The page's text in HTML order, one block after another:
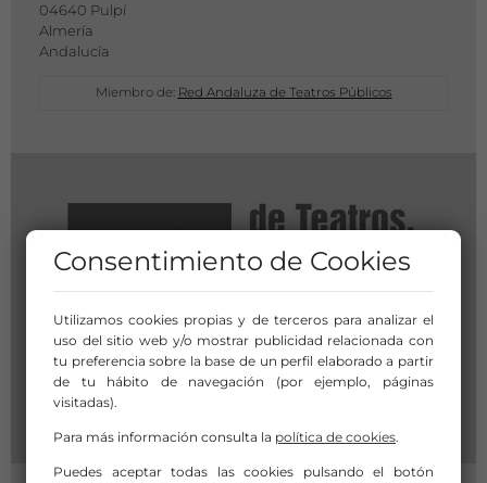
04640 Pulpí
Almería
Andalucía
Miembro de: Red Andaluza de Teatros Públicos
Consentimiento de Cookies
Utilizamos cookies propias y de terceros para analizar el
uso del sitio web y/o mostrar publicidad relacionada con
tu preferencia sobre la base de un perfil elaborado a partir
de tu hábito de navegación (por ejemplo, páginas
visitadas).
Para más información consulta la política de cookies.
Puedes aceptar todas las cookies pulsando el botón